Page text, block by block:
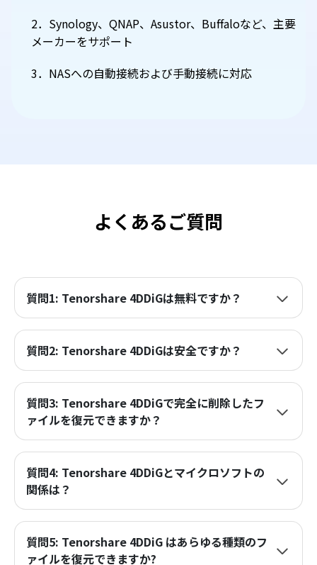
2．Synology、QNAP、Asustor、Buffaloなど、主要
メーカーをサポート
3．NASへの自動接続および手動接続に対応
よくあるご質問
質問1: Tenorshare 4DDiGは無料ですか？
質問2: Tenorshare 4DDiGは安全ですか？
質問3: Tenorshare 4DDiGで完全に削除したフ
ァイルを復元できますか？
質問4: Tenorshare 4DDiGとマイクロソフトの
関係は？
質問5: Tenorshare 4DDiG はあらゆる種類のフ
ァイルを復元できますか?